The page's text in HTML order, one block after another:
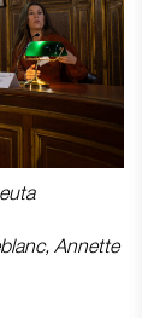
Annette